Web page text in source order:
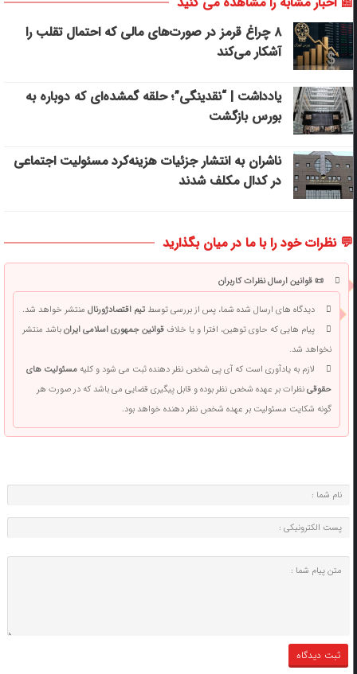
۸ چراغ قرمز در صورت‌های مالی که احتمال تقلب را
آشکار می‌کند
یادداشت | “نقدینگی”؛ حلقه گمشده‌ای که دوباره به
بورس بازگشت
ناشران به انتشار جزئیات هزینه‌کرد مسئولیت اجتماعی
در کدال مکلف شدند
💬 نظرات خود را با ما در میان بگذارید
📜 قوانین ارسال نظرات کاربران
دیدگاه های ارسال شده شما، پس از بررسی توسطتیم اقتصادژورنالمنتشر خواهد شد.
پیام هایی که حاوی توهین، افترا و یا خلافقوانین جمهوری اسلامی ایرانباشد منتشر
نخواهد شد.
لازم به یادآوری است که آی پی شخص نظر دهنده ثبت می شود و کلیهمسئولیت های
حقوقینظرات بر عهده شخص نظر بوده و قابل پیگیری قضایی می باشد که در صورت هر
گونه شکایت مسئولیت بر عهده شخص نظر دهنده خواهد بود.